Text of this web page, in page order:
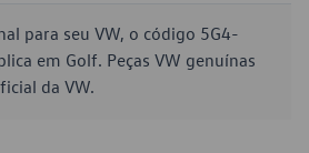
para seu VW, o código 5G4-
em Golf. Peças VW genuínas
da VW.